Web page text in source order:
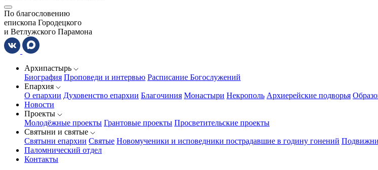
По благословению
епископа Городецкого
и Ветлужского Парамона
Архипастырь
Биография Проповеди и интервью Расписание Богослужений
Епархия
О епархии Духовенство епархии Благочиния Монастыри Некрополь Архиерейские подворья
Новости
Проекты
Молодёжные проекты Грантовые проекты Просветительские проекты
Святыни и святые
Святыни епархии Святые Новомученики и исповедники пострадавшие в годину гонений
Паломнический отдел
Контакты